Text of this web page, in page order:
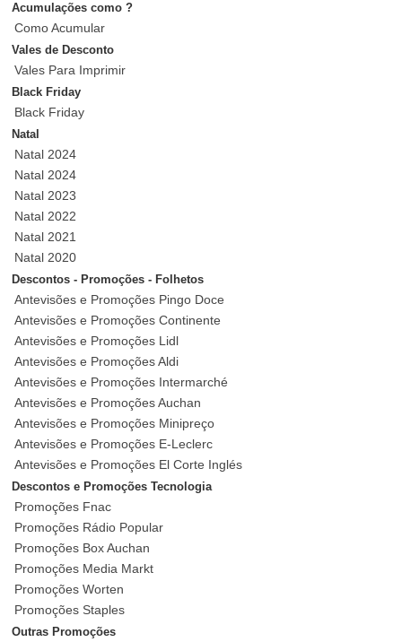
Acumulações como ?
Como Acumular
Vales de Desconto
Vales Para Imprimir
Black Friday
Black Friday
Natal
Natal 2024
Natal 2024
Natal 2023
Natal 2022
Natal 2021
Natal 2020
Descontos - Promoções - Folhetos
Antevisões e Promoções Pingo Doce
Antevisões e Promoções Continente
Antevisões e Promoções Lidl
Antevisões e Promoções Aldi
Antevisões e Promoções Intermarché
Antevisões e Promoções Auchan
Antevisões e Promoções Minipreço
Antevisões e Promoções E-Leclerc
Antevisões e Promoções El Corte Inglés
Descontos e Promoções Tecnologia
Promoções Fnac
Promoções Rádio Popular
Promoções Box Auchan
Promoções Media Markt
Promoções Worten
Promoções Staples
Outras Promoções